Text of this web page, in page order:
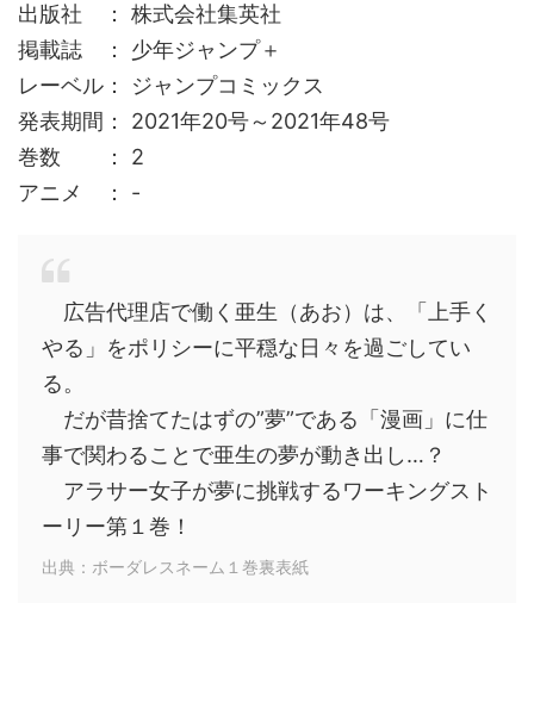
出版社 ： 株式会社集英社
掲載誌 ： 少年ジャンプ＋
レーベル： ジャンプコミックス
発表期間： 2021年20号～2021年48号
巻数 ： 2
アニメ ： -
広告代理店で働く亜生（あお）は、「上手く
やる」をポリシーに平穏な日々を過ごしてい
る。
だが昔捨てたはずの”夢”である「漫画」に仕
事で関わることで亜生の夢が動き出し…？
アラサー女子が夢に挑戦するワーキングスト
ーリー第１巻！
出典：ボーダレスネーム１巻裏表紙